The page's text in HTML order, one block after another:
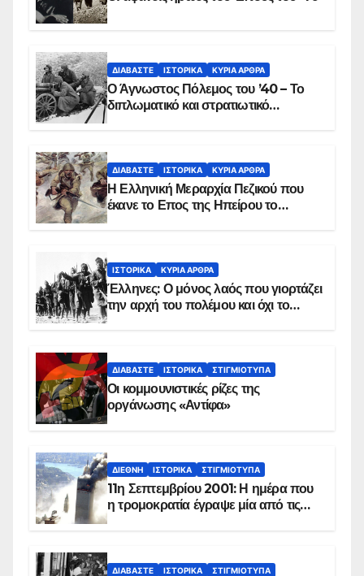
ΔΙΑΒΆΣΤΕ ΙΣΤΟΡΙΚΆ ΚΥΡΙΑ ΑΡΘΡΑ
Ο Άγνωστος Πόλεμος του ’40 – Το
διπλωματικό και στρατιωτικό
ΔΙΑΒΆΣΤΕ ΙΣΤΟΡΙΚΆ ΚΥΡΙΑ ΑΡΘΡΑ
Η Ελληνική Μεραρχία Πεζικού που
έκανε το Επος της Ηπείρου το
ΙΣΤΟΡΙΚΆ ΚΥΡΙΑ ΑΡΘΡΑ
Έλληνες: Ο μόνος λαός που γιορτάζει
την αρχή του πολέμου και όχι το
ΔΙΑΒΆΣΤΕ ΙΣΤΟΡΙΚΆ ΣΤΙΓΜΙΌΤΥΠΑ
Οι κομμουνιστικές ρίζες της
οργάνωσης «Αντίφα»
ΔΙΕΘΝΉ ΙΣΤΟΡΙΚΆ ΣΤΙΓΜΙΌΤΥΠΑ
11η Σεπτεμβρίου 2001: Η ημέρα που
η τρομοκρατία έγραψε μία από τις
ΔΙΑΒΆΣΤΕ ΙΣΤΟΡΙΚΆ ΣΤΙΓΜΙΌΤΥΠΑ